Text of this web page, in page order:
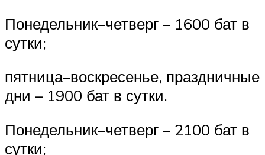
Понедельник–четверг – 1600 бат в
сутки;
пятница–воскресенье, праздничные
дни – 1900 бат в сутки.
Понедельник–четверг – 2100 бат в
сутки;